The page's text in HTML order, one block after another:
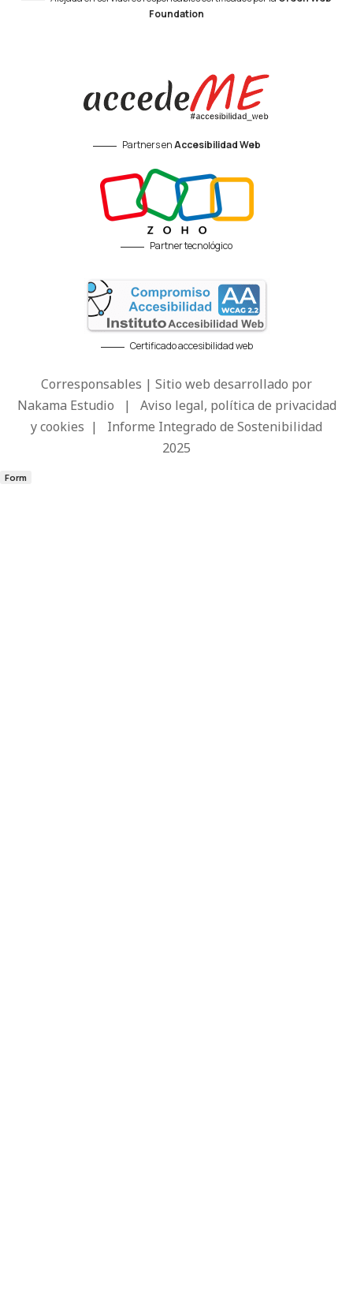
Foundation
Partners enAccesibilidad Web
Partner tecnológico
Certificado accesibilidad web
Corresponsables | Sitio web desarrollado por
Nakama Estudio | Aviso legal, política de privacidad
y cookies | Informe Integrado de Sostenibilidad
2025
Form